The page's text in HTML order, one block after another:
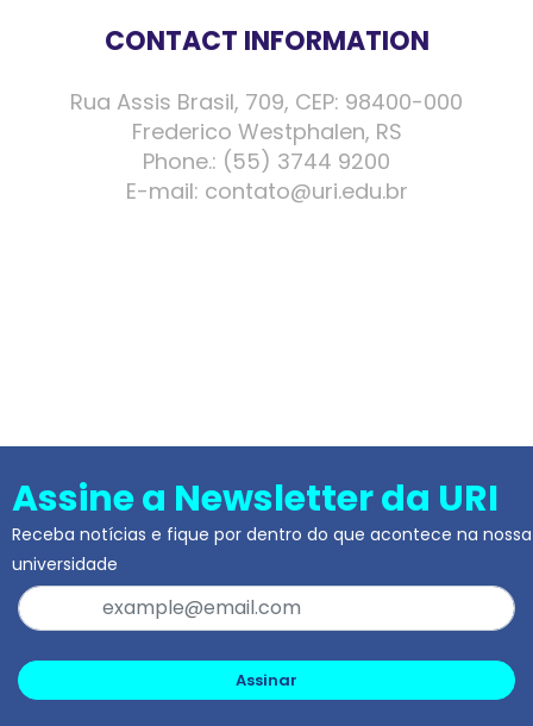
CONTACT INFORMATION
Rua Assis Brasil, 709, CEP: 98400-000
Frederico Westphalen, RS
Phone.: (55) 3744 9200
E-mail: contato@uri.edu.br
Assine a Newsletter da URI
Receba notícias e fique por dentro do que acontece na nossa
universidade
Assinar